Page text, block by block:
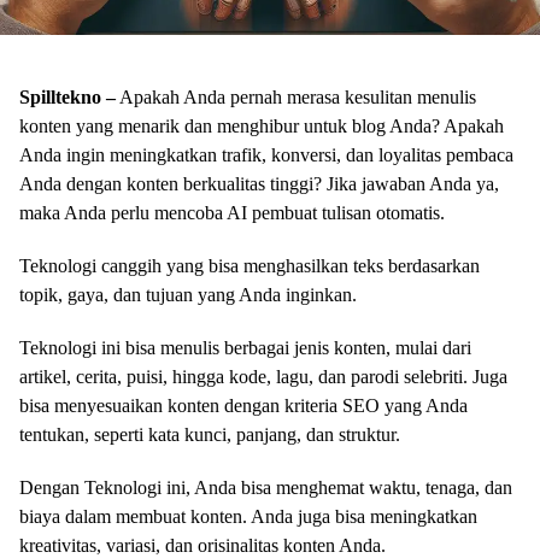
Spilltekno –Apakah Anda pernah merasa kesulitan menulis
konten yang menarik dan menghibur untuk blog Anda? Apakah
Anda ingin meningkatkan trafik, konversi, dan loyalitas pembaca
Anda dengan konten berkualitas tinggi? Jika jawaban Anda ya,
maka Anda perlu mencoba AI pembuat tulisan otomatis.
Teknologi canggih yang bisa menghasilkan teks berdasarkan
topik, gaya, dan tujuan yang Anda inginkan.
Teknologi ini bisa menulis berbagai jenis konten, mulai dari
artikel, cerita, puisi, hingga kode, lagu, dan parodi selebriti. Juga
bisa menyesuaikan konten dengan kriteria SEO yang Anda
tentukan, seperti kata kunci, panjang, dan struktur.
Dengan Teknologi ini, Anda bisa menghemat waktu, tenaga, dan
biaya dalam membuat konten. Anda juga bisa meningkatkan
kreativitas, variasi, dan orisinalitas konten Anda.